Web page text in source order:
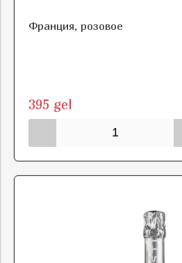
Франция, розовое
395 gel